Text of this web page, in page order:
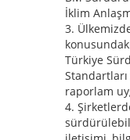
İklim
Türkiye
Standartları
raporlam